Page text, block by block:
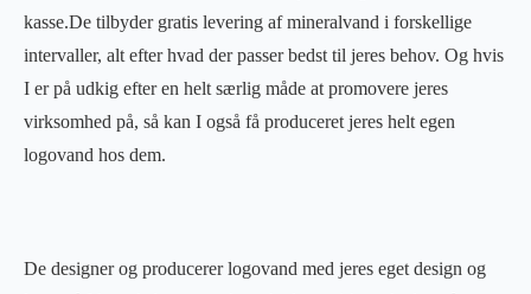
kasse.De tilbyder gratis levering af mineralvand i forskellige
intervaller, alt efter hvad der passer bedst til jeres behov. Og hvis
I er på udkig efter en helt særlig måde at promovere jeres
virksomhed på, så kan I også få produceret jeres helt egen
logovand hos dem.
De designer og producerer logovand med jeres eget design og